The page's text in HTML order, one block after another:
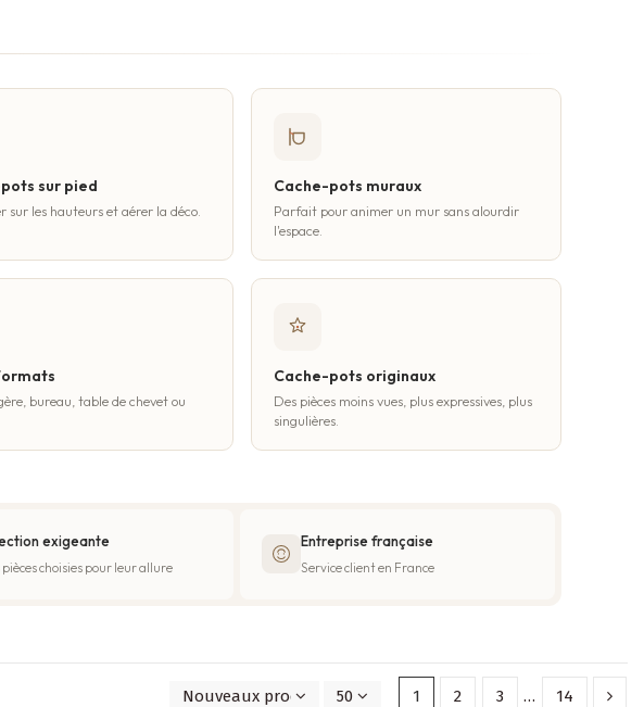
sur pied
sur les hauteurs et aérer la déco.
Cache-pots muraux
Parfait pour animer un mur sans alourdir
l'espace.
bureau, table de chevet ou
Cache-pots originaux
Des pièces moins vues, plus expressives, plus
singulières.
exigeante
pièces choisies pour leur allure
Entreprise française
Service client en France
Nouveaux produits en premier
50 1 2 3 … 14